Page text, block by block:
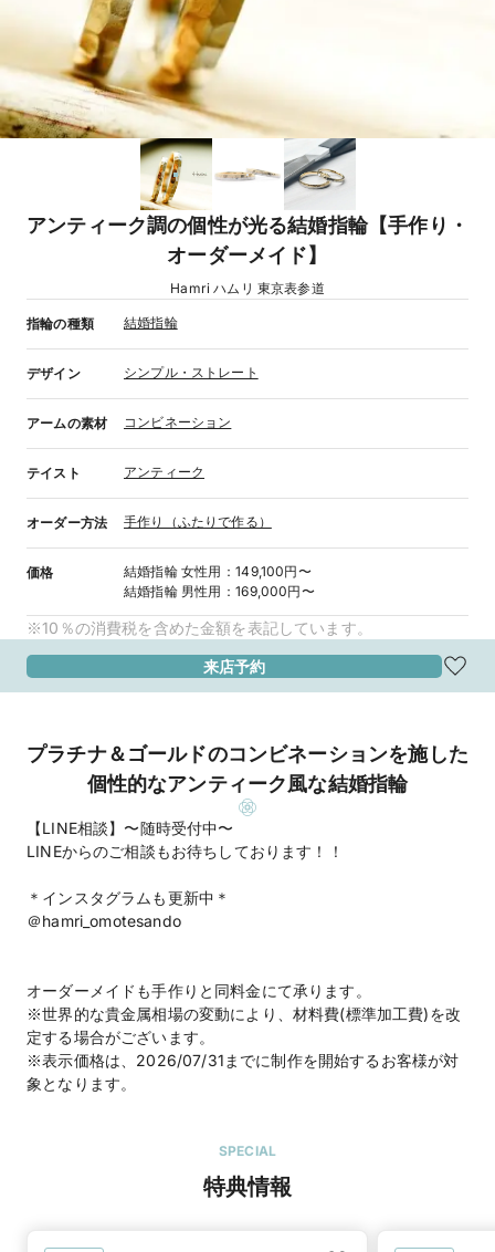
アンティーク調の個性が光る結婚指輪【手作り・
オーダーメイド】
Hamri ハムリ 東京表参道
指輪の種類 結婚指輪
デザイン シンプル・ストレート
アームの素材 コンビネーション
テイスト アンティーク
オーダー方法 手作り（ふたりで作る）
価格 結婚指輪 女性用 ：149,100円〜
結婚指輪 男性用 ：169,000円〜
※10％の消費税を含めた金額を表記しています。
来店予約
プラチナ＆ゴールドのコンビネーションを施した
個性的なアンティーク風な結婚指輪
【LINE相談】〜随時受付中〜
LINEからのご相談もお待ちしております！！
＊インスタグラムも更新中＊
＠hamri_omotesando
オーダーメイドも手作りと同料金にて承ります。
※世界的な貴金属相場の変動により、材料費(標準加工費)を改
定する場合がございます。
※表示価格は、2026/07/31までに制作を開始するお客様が対
象となります。
SPECIAL
特典情報